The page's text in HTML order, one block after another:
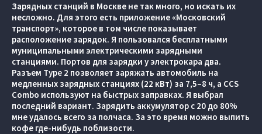
Зарядных станций в Москве не так много, но искать их
несложно. Для этого есть приложение «Московский
транспорт», которое в том числе показывает
расположение зарядок. Я пользовался бесплатными
муниципальными электрическими зарядными
станциями. Портов для зарядки у электрокара два.
Разъем Type 2 позволяет заряжать автомобиль на
медленных зарядных станциях (22 кВт) за 7,5–8 ч, а CCS
Combo используют на быстрых заправках. Я выбрал
последний вариант. Зарядить аккумулятор с 20 до 80%
мне удалось всего за полчаса. За это время можно выпить
кофе где-нибудь поблизости.